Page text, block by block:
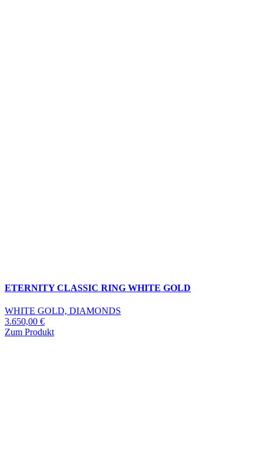
ETERNITY CLASSIC RING WHITE GOLD
WHITE GOLD, DIAMONDS
3.650,00 €
Zum Produkt